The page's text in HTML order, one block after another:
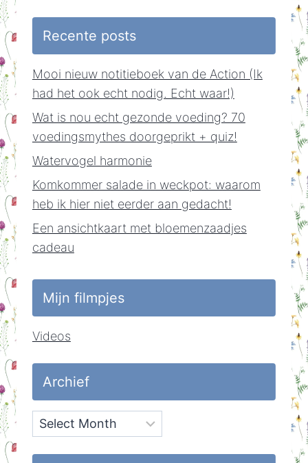
Recente posts
Mooi nieuw notitieboek van de Action (Ik
had het ook echt nodig. Echt waar!)
Wat is nou echt gezonde voeding? 70
voedingsmythes doorgeprikt + quiz!
Watervogel harmonie
Komkommer salade in weckpot: waarom
heb ik hier niet eerder aan gedacht!
Een ansichtkaart met bloemenzaadjes
cadeau
Mijn filmpjes
Videos
Archief
Archief